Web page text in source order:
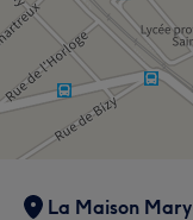
La Maison Mary